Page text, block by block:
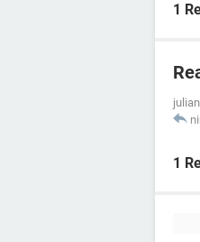
1
1